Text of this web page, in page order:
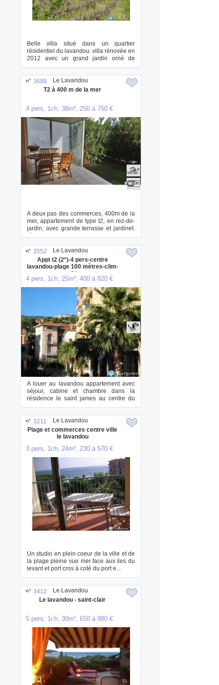
Belle villa situé dans un quartier
résidentiel du lavandou. villa rénovée en
2012 avec un grand jardin orné de
plantes ...
n° 3688
T2 à 400 m de la mer
4 pers, 1ch, 38m², 250 à 750 €
A deux pas des commerces, 400m de la
mer, appartement de type t2, en rez-de-
jardin, avec grande terrasse et jardinet.
ré...
Le Lavandou
n° 3552
Appt t2 (2*)-4 pers-centre
lavandou-plage 100 mètres-clim-
parking
4 pers, 1ch, 25m², 400 à 820 €
A louer au lavandou appartement avec
séjour, cabine et chambre dans la
résidence le saint james au centre du
lavandou et...
Le Lavandou
n° 3211
Plage et commerces centre ville
le lavandou
3 pers, 1ch, 24m², 230 à 570 €
Un studio en plein coeur de la ville et de
la plage pleine vue mer face aux iles du
levant et port cros à coté du port e...
Le Lavandou
n° 3412
Le lavandou - saint-clair
5 pers, 1ch, 30m², 650 à 980 €
Le Lavandou